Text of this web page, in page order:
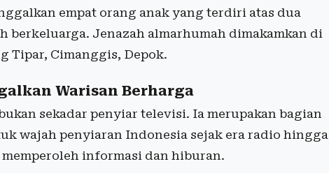
empat orang anak yang terdiri atas dua
Jenazah almarhumah dimakamkan di
Tipar, Cimanggis, Depok.
Warisan Berharga
sekadar penyiar televisi. Ia merupakan bagian
wajah penyiaran Indonesia sejak era radio hingga
informasi dan hiburan.